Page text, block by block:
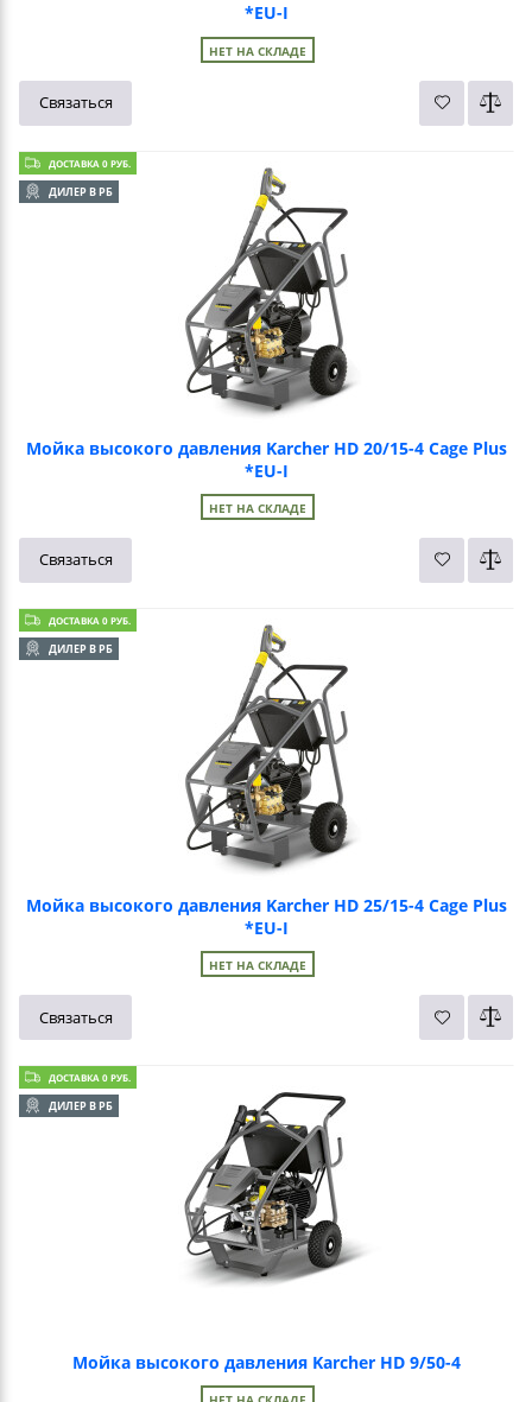
*EU-I
НЕТ НА СКЛАДЕ
Связаться
ДОСТАВКА 0 РУБ.
ДИЛЕР В РБ
Мойка высокого давления Karcher HD 20/15-4 Cage Plus
*EU-I
НЕТ НА СКЛАДЕ
Связаться
ДОСТАВКА 0 РУБ.
ДИЛЕР В РБ
Мойка высокого давления Karcher HD 25/15-4 Cage Plus
*EU-I
НЕТ НА СКЛАДЕ
Связаться
ДОСТАВКА 0 РУБ.
ДИЛЕР В РБ
Мойка высокого давления Karcher HD 9/50-4